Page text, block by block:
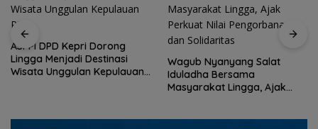
ASPPI DPD Kepri Dorong
Lingga Menjadi Destinasi
Wisata Unggulan Kepulauan
Wagub Nyanyang Salat
Iduladha Bersama
Masyarakat Lingga, Ajak